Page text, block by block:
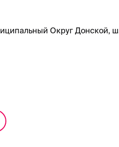
Округ Донской,